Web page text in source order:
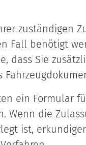
zuständigen
Fall benötigt
dass Sie
ein Formular
Wenn die
ist,